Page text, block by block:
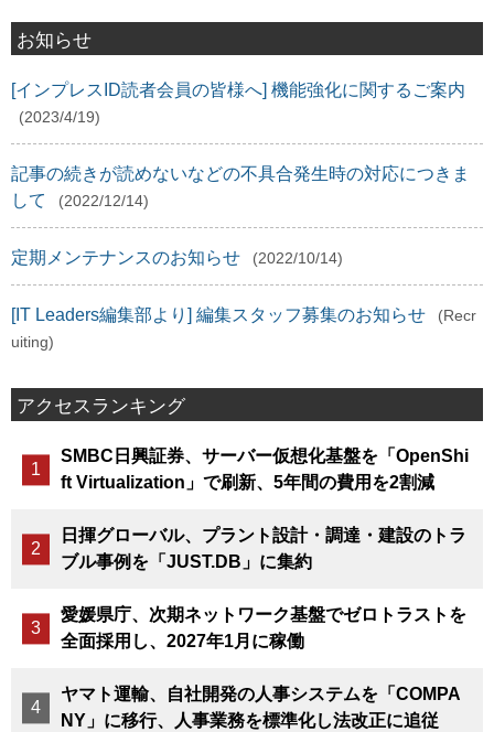
お知らせ
[インプレスID読者会員の皆様へ] 機能強化に関するご案内
(2023/4/19)
記事の続きが読めないなどの不具合発生時の対応につきま
して
(2022/12/14)
定期メンテナンスのお知らせ (2022/10/14)
[IT Leaders編集部より] 編集スタッフ募集のお知らせ
(Recr
uiting)
アクセスランキング
SMBC日興証券、サーバー仮想化基盤を「OpenShi
ft Virtualization」で刷新、5年間の費用を2割減
日揮グローバル、プラント設計・調達・建設のトラ
ブル事例を「JUST.DB」に集約
愛媛県庁、次期ネットワーク基盤でゼロトラストを
全面採用し、2027年1月に稼働
ヤマト運輸、自社開発の人事システムを「COMPA
NY」に移行、人事業務を標準化し法改正に追従